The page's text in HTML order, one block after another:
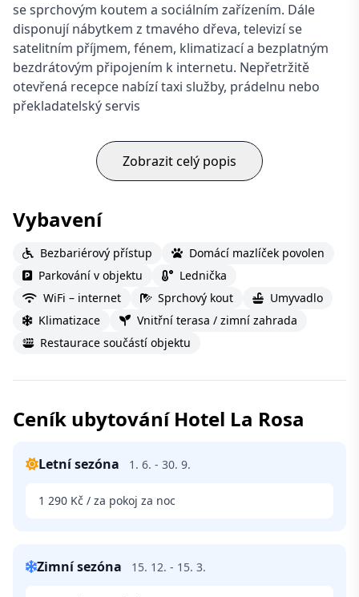
se sprchovým koutem a sociálním zařízením. Dále
disponují nábytkem z tmavého dřeva, televizí se
satelitním příjmem, fénem, klimatizací a bezplatným
bezdrátovým připojením k internetu. Nepřetržitě
otevřená recepce nabízí taxi služby, prádelnu nebo
překladatelský servis
Zobrazit celý popis
Vybavení
Bezbariérový přístup
Domácí mazlíček povolen
Parkování v objektu
Lednička
WiFi – internet
Sprchový kout
Umyvadlo
Klimatizace
Vnitřní terasa / zimní zahrada
Restaurace součástí objektu
Ceník ubytování Hotel La Rosa
Letní sezóna 1. 6. - 30. 9.
1 290 Kč / za pokoj za noc
Zimní sezóna 15. 12. - 15. 3.